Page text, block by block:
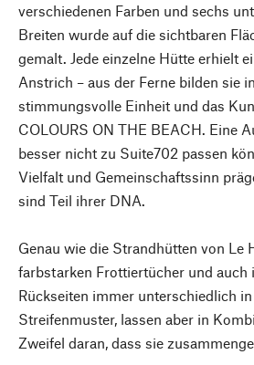
verschiedenen Farben und sechs
Breiten wurde auf die sichtbaren
gemalt. Jede einzelne Hütte erhielt
Anstrich – aus der Ferne bilden sie
stimmungsvolle Einheit und das
COLOURS ON THE BEACH. Eine
besser nicht zu Suite702 passen
Vielfalt und Gemeinschaftssinn
sind Teil ihrer DNA.
Genau wie die Strandhütten von Le
farbstarken Frottiertücher und auch
Rückseiten immer unterschiedlich
Streifenmuster, lassen aber in
Zweifel daran, dass sie